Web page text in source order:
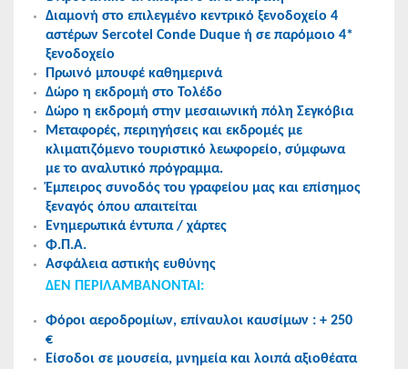
Διαμονή στο επιλεγμένο κεντρικό ξενοδοχείο 4
αστέρων Sercotel Conde Duque ή σε παρόμοιο 4*
ξενοδοχείο
Πρωινό μπουφέ καθημερινά
Δώρο η εκδρομή στο Τολέδο
Δώρο η εκδρομή στην μεσαιωνική πόλη Σεγκόβια
Μεταφορές, περιηγήσεις και εκδρομές με
κλιματιζόμενο τουριστικό λεωφορείο, σύμφωνα
με το αναλυτικό πρόγραμμα.
Έμπειρος συνοδός του γραφείου μας και επίσημος
ξεναγός όπου απαιτείται
Ενημερωτικά έντυπα / χάρτες
Φ.Π.Α.
Ασφάλεια αστικής ευθύνης
ΔΕΝ ΠΕΡΙΛΑΜΒΑΝΟΝΤΑΙ:
Φόροι αεροδρομίων, επίναυλοι καυσίμων : + 250
€
Είσοδοι σε μουσεία, μνημεία και λοιπά αξιοθέατα